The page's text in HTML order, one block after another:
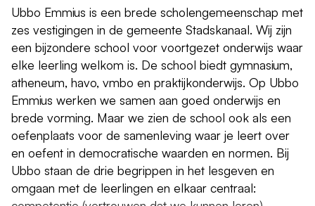
Ubbo Emmius is een brede scholengemeenschap met
zes vestigingen in de gemeente Stadskanaal. Wij zijn
een bijzondere school voor voortgezet onderwijs waar
elke leerling welkom is. De school biedt gymnasium,
atheneum, havo, vmbo en praktijkonderwijs. Op Ubbo
Emmius werken we samen aan goed onderwijs en
brede vorming. Maar we zien de school ook als een
oefenplaats voor de samenleving waar je leert over
en oefent in democratische waarden en normen. Bij
Ubbo staan de drie begrippen in het lesgeven en
omgaan met de leerlingen en elkaar centraal: